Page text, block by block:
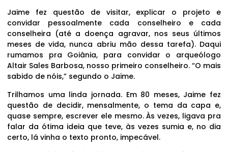
Jaime fez questão de visitar, explicar o projeto e
convidar pessoalmente cada conselheiro e cada
conselheira (até a doença agravar, nos seus últimos
meses de vida, nunca abriu mão dessa tarefa). Daqui
rumamos pra Goiânia, para convidar o arqueólogo
Altair Sales Barbosa, nosso primeiro conselheiro. “O mais
sabido de nóis,” segundo o Jaime.
Trilhamos uma linda jornada. Em 80 meses, Jaime fez
questão de decidir, mensalmente, o tema da capa e,
quase sempre, escrever ele mesmo. Às vezes, ligava pra
falar da ótima ideia que teve, às vezes sumia e, no dia
certo, lá vinha o texto pronto, impecável.